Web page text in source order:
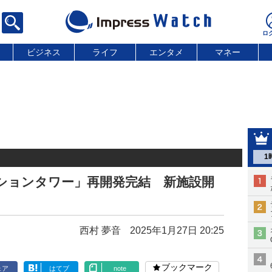
ビジネス ライフ エンタメ マネー
1
ョンタワー」再開発完結 新施設開
西村 夢音 2025年1月27日 20:25
ア はてブ note ブックマーク